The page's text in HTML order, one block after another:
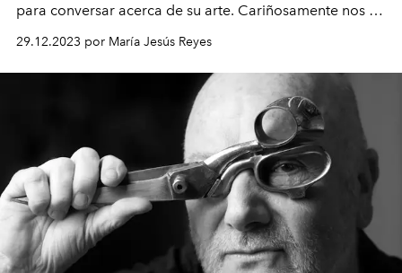
para conversar acerca de su arte. Cariñosamente nos da
pensamientos y memorias.
29.12.2023 por María Jesús Reyes